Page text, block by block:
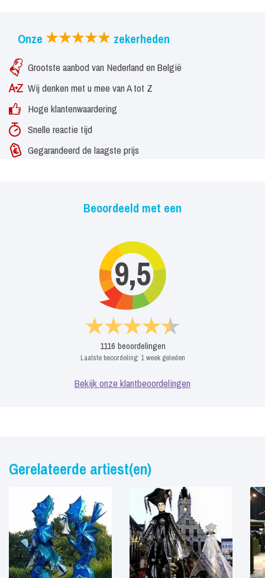
anders. Informeer hiervoor naar de mogelijkheden en bijbehorende
prijzen.
Onze zekerheden
Grootste aanbod van Nederland en België
Wij denken met u mee van A tot Z
Hoge klantenwaardering
Snelle reactie tijd
Gegarandeerd de laagste prijs
Beoordeeld met een
9,5
1116 beoordelingen
Laatste beoordeling: 1 week geleden
Bekijk onze klantbeoordelingen
Gerelateerde artiest(en)